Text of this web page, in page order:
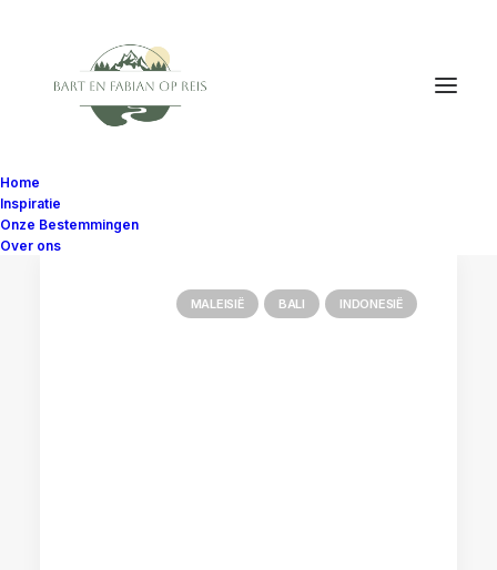
Home
Inspiratie
Onze Bestemmingen
Over ons
MALEISIË BALI INDONESIË